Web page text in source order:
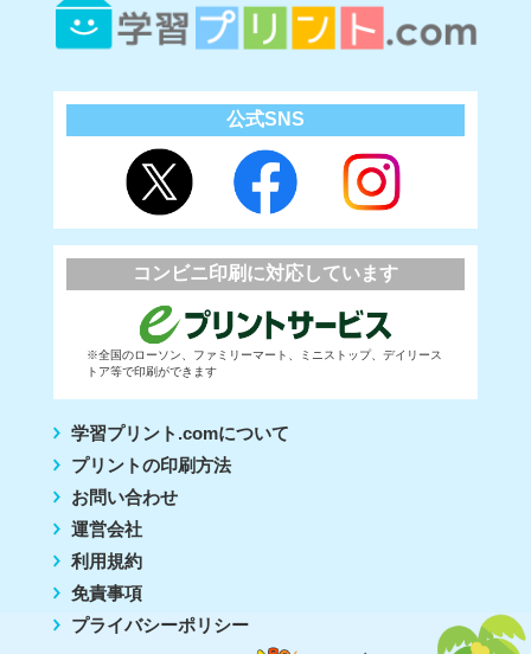
公式SNS
コンビニ印刷に対応しています
※全国のローソン、ファミリーマート、ミニストップ、デイリース
トア等で印刷ができます
学習プリント.comについて
プリントの印刷方法
お問い合わせ
運営会社
利用規約
免責事項
プライバシーポリシー